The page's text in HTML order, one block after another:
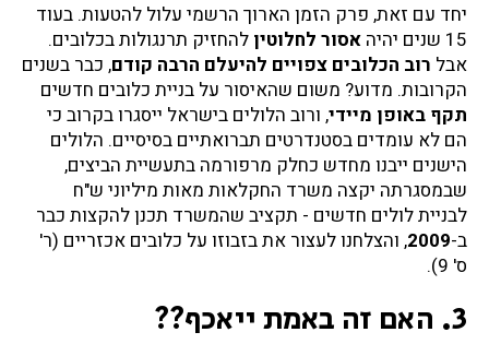
יחד עם זאת, פרק הזמן הארוך הרשמי עלול להטעות. בעוד
15 שנים יהיה
אסור לחלוטין להחזיק תרנגולות בכלובים.
אבל רוב הכלובים צפויים להיעלם הרבה קודם, כבר בשנים
הקרובות. מדוע? משום שהאיסור על בניית כלובים חדשים
תקף באופן מיידי, ורוב הלולים בישראל ייסגרו בקרוב כי
הם לא עומדים בסטנדרטים תברואתיים בסיסיים. הלולים
הישנים ייבנו מחדש כחלק מרפורמה בתעשיית הביצים,
שבמסגרתה יקצה משרד החקלאות מאות מיליוני ש"ח
לבניית לולים חדשים - תקציב שהמשרד תכנן להקצות כבר
ב-2009, והצלחנו לעצור את בזבוזו על כלובים אכזריים (ר'
ס' 9).
3. האם זה באמת ייאכף??